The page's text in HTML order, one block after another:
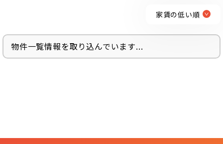
家賃の低い順
物件一覧情報を取り込んでいます...